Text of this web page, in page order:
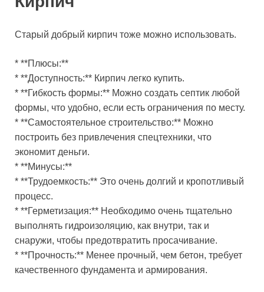
Старый добрый кирпич тоже можно использовать.
* **Плюсы:**
* **Доступность:** Кирпич легко купить.
* **Гибкость формы:** Можно создать септик любой
формы, что удобно, если есть ограничения по месту.
* **Самостоятельное строительство:** Можно
построить без привлечения спецтехники, что
экономит деньги.
* **Минусы:**
* **Трудоемкость:** Это очень долгий и кропотливый
процесс.
* **Герметизация:** Необходимо очень тщательно
выполнять гидроизоляцию, как внутри, так и
снаружи, чтобы предотвратить просачивание.
* **Прочность:** Менее прочный, чем бетон, требует
качественного фундамента и армирования.